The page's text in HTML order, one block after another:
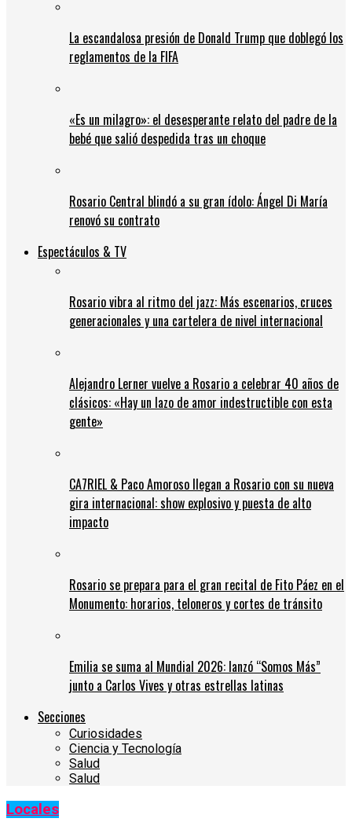
La escandalosa presión de Donald Trump que doblegó los
reglamentos de la FIFA
«Es un milagro»: el desesperante relato del padre de la
bebé que salió despedida tras un choque
Rosario Central blindó a su gran ídolo: Ángel Di María
renovó su contrato
Espectáculos & TV
Rosario vibra al ritmo del jazz: Más escenarios, cruces
generacionales y una cartelera de nivel internacional
Alejandro Lerner vuelve a Rosario a celebrar 40 años de
clásicos: «Hay un lazo de amor indestructible con esta
gente»
CA7RIEL & Paco Amoroso llegan a Rosario con su nueva
gira internacional: show explosivo y puesta de alto
impacto
Rosario se prepara para el gran recital de Fito Páez en el
Monumento: horarios, teloneros y cortes de tránsito
Emilia se suma al Mundial 2026: lanzó “Somos Más”
junto a Carlos Vives y otras estrellas latinas
Secciones
Curiosidades
Ciencia y Tecnología
Salud
Salud
Locales